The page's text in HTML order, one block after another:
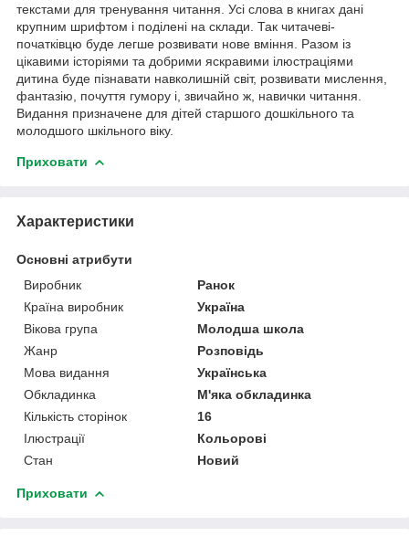
текстами для тренування читання. Усі слова в книгах дані
крупним шрифтом і поділені на склади. Так читачеві-
початківцю буде легше розвивати нове вміння. Разом із
цікавими історіями та добрими яскравими ілюстраціями
дитина буде пізнавати навколишній світ, розвивати мислення,
фантазію, почуття гумору і, звичайно ж, навички читання.
Видання призначене для дітей старшого дошкільного та
молодшого шкільного віку.
Приховати
Характеристики
Основні атрибути
Виробник
Ранок
Країна виробник
Україна
Вікова група
Молодша школа
Жанр
Розповідь
Мова видання
Українська
Обкладинка
М'яка обкладинка
Кількість сторінок
16
Ілюстрації
Кольорові
Стан
Новий
Приховати